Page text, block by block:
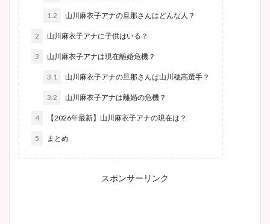
1.2 山川麻衣子アナの旦那さんはどんな人？
2 山川麻衣子アナに子供はいる？
3 山川麻衣子アナは現在離婚危機？
3.1 山川麻衣子アナの旦那さんは山川穂高選手？
3.2 山川麻衣子アナは離婚の危機？
4 【2026年最新】山川麻衣子アナの現在は？
5 まとめ
スポンサーリンク